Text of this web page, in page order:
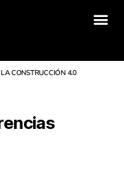
CONSTRUCCIÓN 4.0